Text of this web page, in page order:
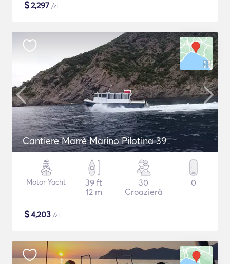
$2,297 /zi
Cantiere Marrè Marino Pilotina 39
Motor Yacht
39 ft
12 m
30
Croazieră
0
$4,203 /zi